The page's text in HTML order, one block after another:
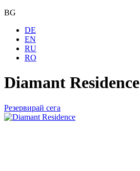
BG
DE
EN
RU
RO
Diamant Residence
Резервирай сега